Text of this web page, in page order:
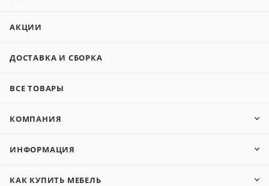
АКЦИИ
ДОСТАВКА И СБОРКА
ВСЕ ТОВАРЫ
КОМПАНИЯ
ИНФОРМАЦИЯ
КАК КУПИТЬ МЕБЕЛЬ